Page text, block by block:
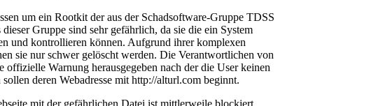
um ein Rootkit der aus der Schadsoftware-Gruppe TDSS
Gruppe sind sehr gefährlich, da sie die ein System
und kontrollieren können. Aufgrund ihrer komplexen
sie nur schwer gelöscht werden. Die Verantwortlichen von
offizielle Warnung herausgegeben nach der die User keinen
deren Webadresse mit http://alturl.com beginnt.
mit der gefährlichen Datei ist mittlerweile blockiert